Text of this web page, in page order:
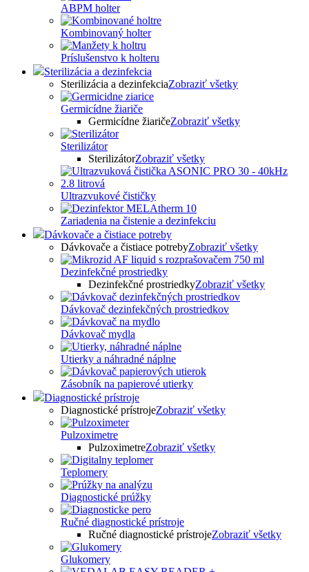
ABPM holter
Kombinovaný holter
Príslušenstvo k holteru
Sterilizácia a dezinfekcia
Sterilizácia a dezinfekciaZobraziť všetky
Germicídne žiariče
Germicídne žiaričeZobraziť všetky
Sterilizátor
SterilizátorZobraziť všetky
Ultrazvukové čističky
Zariadenia na čistenie a dezinfekciu
Dávkovače a čistiace potreby
Dávkovače a čistiace potrebyZobraziť všetky
Dezinfekčné prostriedky
Dezinfekčné prostriedkyZobraziť všetky
Dávkovač dezinfekčných prostriedkov
Dávkovač mydla
Utierky a náhradné náplne
Zásobník na papierové utierky
Diagnostické prístroje
Diagnostické prístrojeZobraziť všetky
Pulzoximetre
PulzoximetreZobraziť všetky
Teplomery
Diagnostické prúžky
Ručné diagnostické prístroje
Ručné diagnostické prístrojeZobraziť všetky
Glukomery